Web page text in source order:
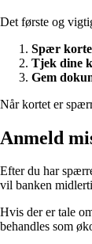
Det første og
Spær
Tjek dine
Gem
Når kortet er
Anmeld
Efter du har
vil banken
Hvis der er tale
behandles som